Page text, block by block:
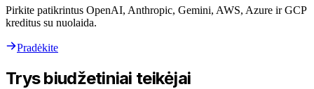
Pirkite patikrintus OpenAI, Anthropic, Gemini, AWS, Azure ir GCP
kreditus su nuolaida.
Pradėkite
Trys biudžetiniai teikėjai